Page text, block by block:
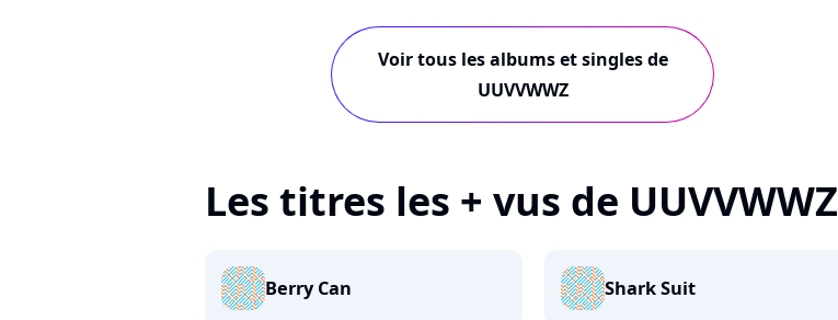
Voir tous les albums et singles de
UUVVWWZ
Les titres les + vus de UUVVWWZ
Berry Can Shark Suit